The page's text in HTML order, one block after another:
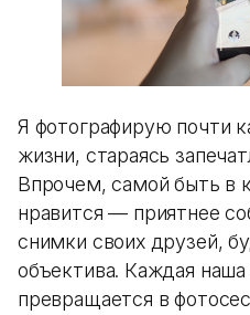
Я фотографирую почти
жизни, стараясь
Впрочем, самой быть в
нравится — приятнее
снимки своих друзей,
объектива. Каждая
превращается в